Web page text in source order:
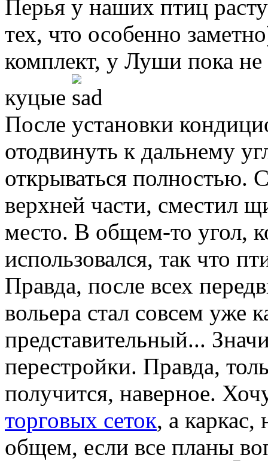
Перья у наших птиц
тех, что особенно
комплект, у Луши пока
куцые
После установки
отодвинуть к дальнему
открываться полностью.
верхней части, сместил
место. В общем-то угол,
использовался, так что
Правда, после всех
вольера стал совсем уже
представительный...
перестройки. Правда,
получится, наверное.
торговых сеток, а каркас,
общем, если все планы